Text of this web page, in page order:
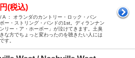
(税込)
A ： オランダのカントリー・ロック・バン
ー・ストリング・バンドの1st。ディランナン
リー・ア・ホーボー」が泣けてきます。土臭
な方でちょっと変わったのを聴きたい人には
す。